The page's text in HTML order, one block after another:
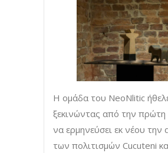
Η ομάδα του NeoNlitic
ξεκινώντας από την πρώτη
να ερμηνεύσει εκ νέου την
των πολιτισμών Cucuteni